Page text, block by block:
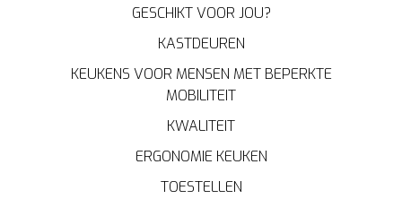
GESCHIKT VOOR JOU?
KASTDEUREN
KEUKENS VOOR MENSEN MET BEPERKTE
MOBILITEIT
KWALITEIT
ERGONOMIE KEUKEN
TOESTELLEN